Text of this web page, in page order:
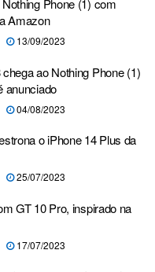
Phone (1) com
Amazon
13/09/2023
ao Nothing Phone (1)
anunciado
04/08/2023
o iPhone 14 Plus da
25/07/2023
GT 10 Pro, inspirado na
17/07/2023